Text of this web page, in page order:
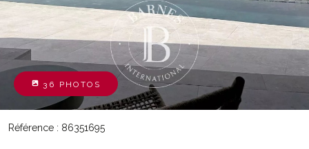
36 PHOTOS
Référence : 86351695